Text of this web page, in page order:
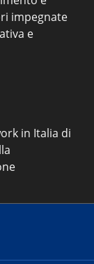
impegnate
e
in Italia di